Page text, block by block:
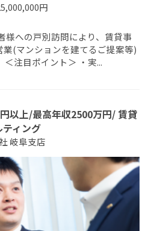
円
様への戸別訪問により、賃貸事
(マンションを建てるご提案等)
＜注目ポイント＞ ・実...
以上/最高年収2500万円/ 賃貸
ィング
岐阜支店